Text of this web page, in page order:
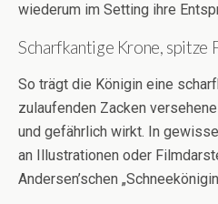
wiederum im Setting ihre
Scharfkantige Krone, spitze
So trägt die Königin eine
zulaufenden Zacken
und gefährlich wirkt. In
an Illustrationen oder
Andersen’schen